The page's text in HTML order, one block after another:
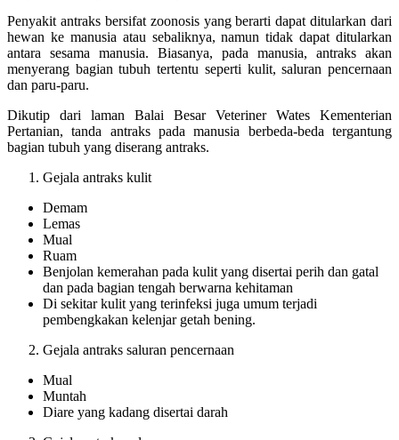
Penyakit antraks bersifat zoonosis yang berarti dapat ditularkan dari
hewan ke manusia atau sebaliknya, namun tidak dapat ditularkan
antara sesama manusia. Biasanya, pada manusia, antraks akan
menyerang bagian tubuh tertentu seperti kulit, saluran pencernaan
dan paru-paru.
Dikutip dari laman Balai Besar Veteriner Wates Kementerian
Pertanian, tanda antraks pada manusia berbeda-beda tergantung
bagian tubuh yang diserang antraks.
Gejala antraks kulit
Demam
Lemas
Mual
Ruam
Benjolan kemerahan pada kulit yang disertai perih dan gatal
dan pada bagian tengah berwarna kehitaman
Di sekitar kulit yang terinfeksi juga umum terjadi
pembengkakan kelenjar getah bening.
Gejala antraks saluran pencernaan
Mual
Muntah
Diare yang kadang disertai darah